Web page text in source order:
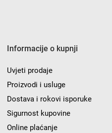
Informacije o kupnji
Uvjeti prodaje
Proizvodi i usluge
Dostava i rokovi isporuke
Sigurnost kupovine
Online plaćanje